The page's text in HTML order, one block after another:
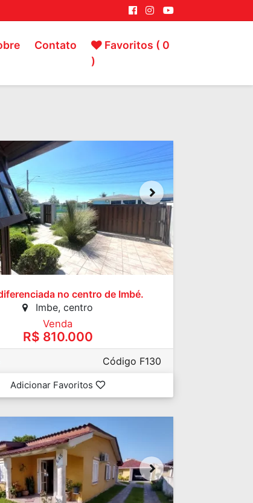
Contato Favoritos ( 0
)
no centro de Imbé.
Imbe, centro
Venda
R$ 810.000
Código F130
Adicionar Favoritos